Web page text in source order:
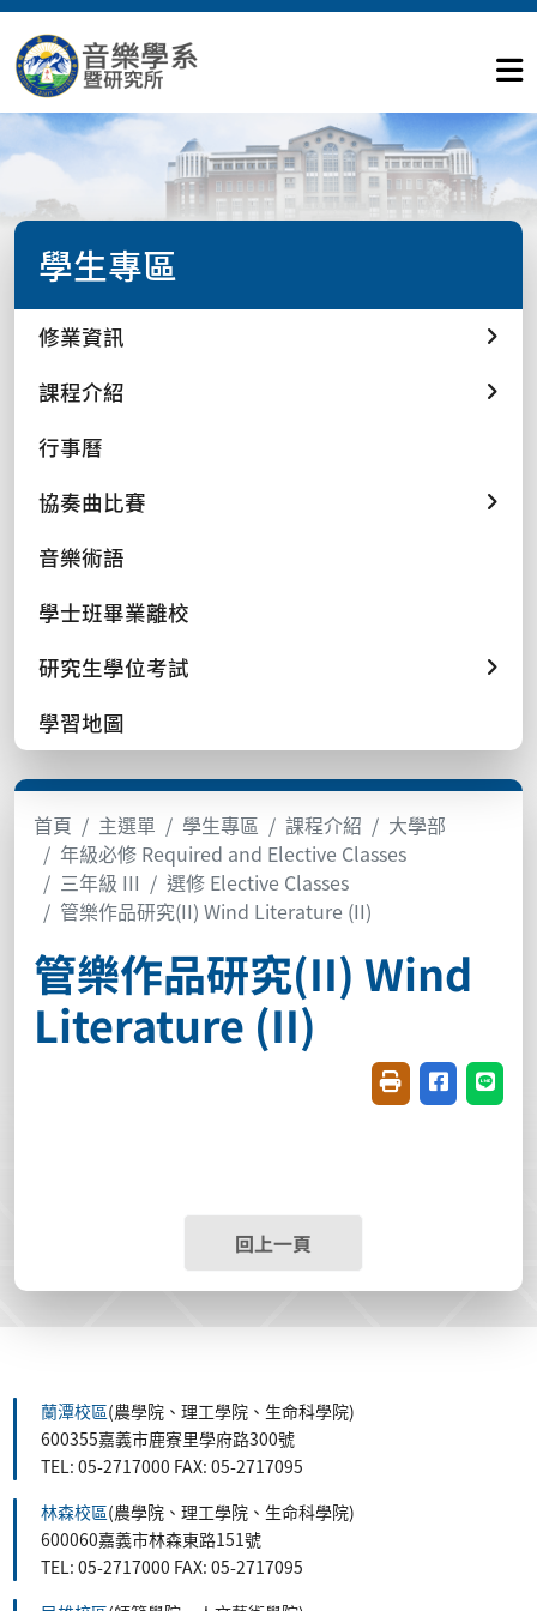
學生專區
修業資訊
課程介紹
行事曆
協奏曲比賽
音樂術語
學士班畢業離校
研究生學位考試
學習地圖
首頁 主選單 學生專區 課程介紹
大學部
年級必修 Required and Elective Classes
三年級 III
選修 Elective Classes
管樂作品研究(II) Wind Literature (II)
管樂作品研究(II) Wind
Literature (II)
友善列印(開新視
分享至臉書
分享
回上一頁
蘭潭校區(農學院、理工學院、生命科學院)
600355嘉義市鹿寮里學府路300號
TEL: 05-2717000 FAX: 05-2717095
林森校區(農學院、理工學院、生命科學院)
600060嘉義市林森東路151號
TEL: 05-2717000 FAX: 05-2717095